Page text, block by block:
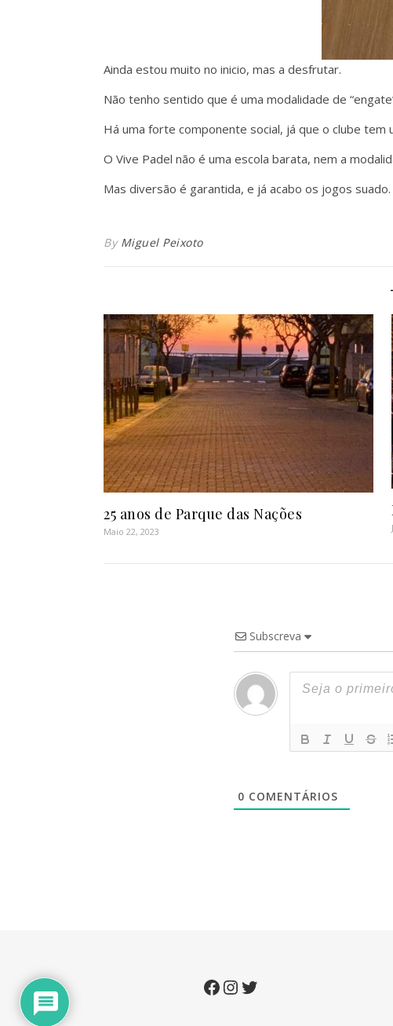
Ainda estou muito no inicio, mas a desfrutar.
Não tenho sentido que é uma modalidade de
Há uma forte componente social, já que o clube
O Vive Padel não é uma escola barata, nem a
Mas diversão é garantida, e já acabo os jogos suado.
By Miguel Peixoto
25 anos de Parque das Nações
Maio 22, 2023
Subscreva
0 COMENTÁRIOS
Facebook
Instagram
Twitter